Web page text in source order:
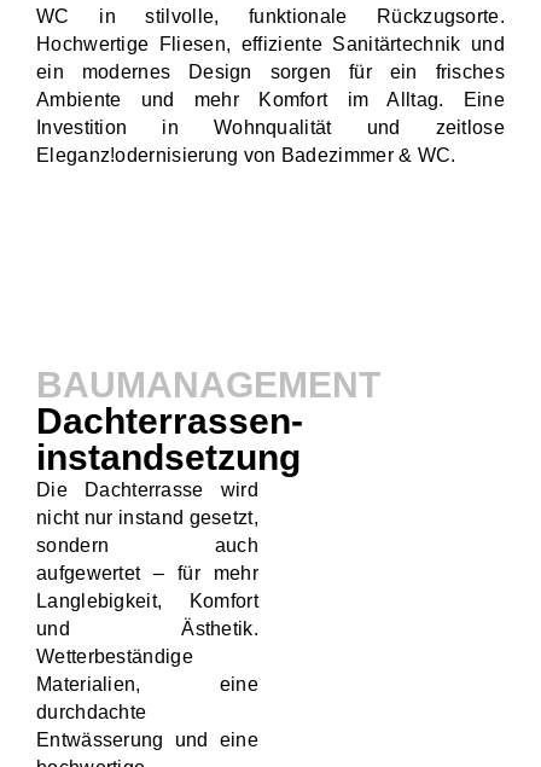
WC in stilvolle, funktionale Rückzugsorte.
Hochwertige Fliesen, effiziente Sanitärtechnik und
ein modernes Design sorgen für ein frisches
Ambiente und mehr Komfort im Alltag. Eine
Investition in Wohnqualität und zeitlose
Eleganz!odernisierung von Badezimmer & WC.
BAUMANAGEMENT
Dachterrassen-
instandsetzung
Die Dachterrasse wird
nicht nur instand gesetzt,
sondern auch
aufgewertet – für mehr
Langlebigkeit, Komfort
und Ästhetik.
Wetterbeständige
Materialien, eine
durchdachte
Entwässerung und eine